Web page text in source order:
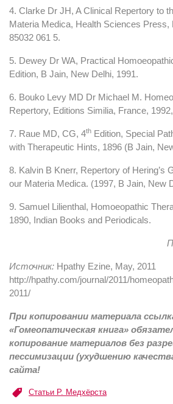
4. Clarke Dr JH, A Clinical Repertory to
Materia Medica, Health Sciences Press,
85032 061 5.
5. Dewey Dr WA, Practical
Edition, B Jain, New Delhi, 1991.
6. Bouko Levy MD Dr Michael M.
Repertory, Editions Similia, France,
7. Raue MD, CG, 4th Edition, Special
with Therapeutic Hints, 1896 (B Jain,
8. Kalvin B Knerr, Repertory of Hering’s
our Materia Medica. (1997, B Jain, New
9. Samuel Lilienthal, Homoeopathic
1890, Indian Books and Periodicals.
Источник: Hpathy Ezine, May, 2011
http://hpathy.com/journal/2011/
2011/
При копировании материала
«Гомеопатическая книга»
копирование материалов без
пессимизации (ухудшению
сайта!
Статьи Р. Медхёрста